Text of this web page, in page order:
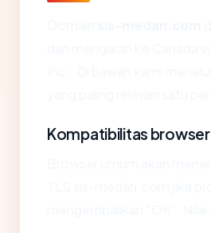
Kompatibilitas browser